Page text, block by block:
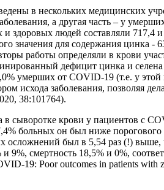
в нескольких медицинских
а другая часть – у
здоровых людей составляли 717,4
значения для содержания цинка -
работы определяли в крови
дефицит цинка и селена
умерших от COVID-19 (т.е. у
исхода заболевания, позволяя
38:101764).
сыворотке крови у пациентов с
больных он был ниже порогового
осложнений был в 5,54 раз (!)
9%, смертность 18,5% и 0%,
19: Poor outcomes in patients with